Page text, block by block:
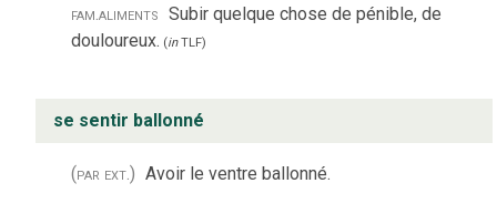
fam.aliments Subir quelque chose de pénible, de
douloureux. (inTLF)
se sentir ballonné
(par ext.) Avoir le ventre ballonné.